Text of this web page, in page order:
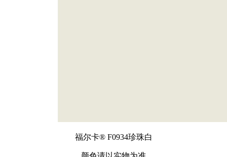
福尔卡® F0934珍珠白